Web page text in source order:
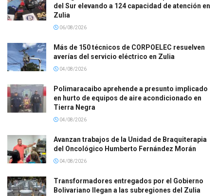
del Sur elevando a 124 capacidad de atención en
Zulia
06/08/2026
Más de 150 técnicos de CORPOELEC resuelven
averías del servicio eléctrico en Zulia
04/08/2026
Polimaracaibo aprehende a presunto implicado
en hurto de equipos de aire acondicionado en
Tierra Negra
04/08/2026
Avanzan trabajos de la Unidad de Braquiterapia
del Oncológico Humberto Fernández Morán
04/08/2026
Transformadores entregados por el Gobierno
Bolivariano llegan a las subregiones del Zulia